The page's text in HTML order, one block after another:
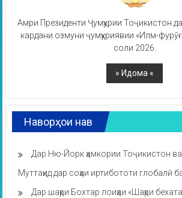
Амри Президенти Ҷумҳурии Тоҷикистон
кардани озмуни ҷумҳуриявии «Илм-
соли 2026.
Наворҳои нав
Дар Ню-Йорк ҳамкории Тоҷикистон
Муттаҳид дар соҳаи иртибототи глобалӣ
Дар шаҳри Бохтар лоиҳаи «Шаҳри